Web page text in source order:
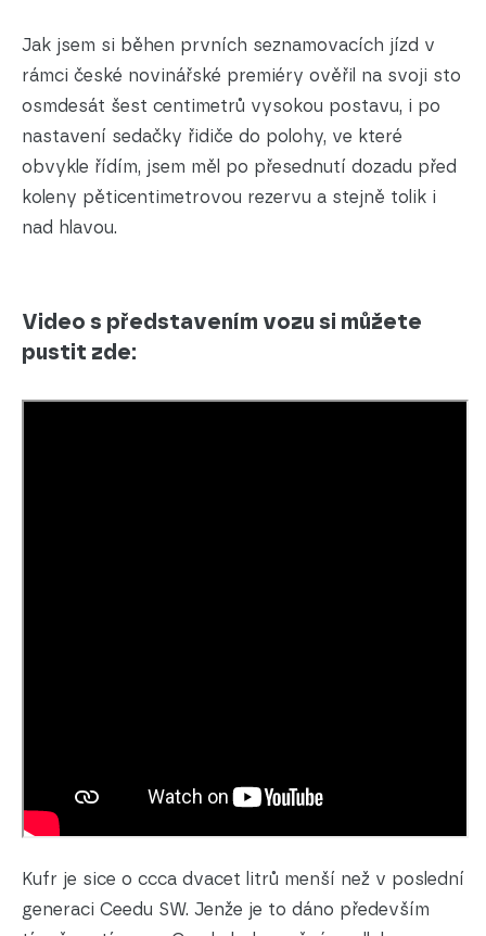
Jak jsem si běhen prvních seznamovacích jízd v
rámci české novinářské premiéry ověřil na svoji sto
osmdesát šest centimetrů vysokou postavu, i po
nastavení sedačky řidiče do polohy, ve které
obvykle řídím, jsem měl po přesednutí dozadu před
koleny pěticentimetrovou rezervu a stejně tolik i
nad hlavou.
Video s představením vozu si můžete
pustit zde:
Kufr je sice o ccca dvacet litrů menší než v poslední
generaci Ceedu SW. Jenže je to dáno především